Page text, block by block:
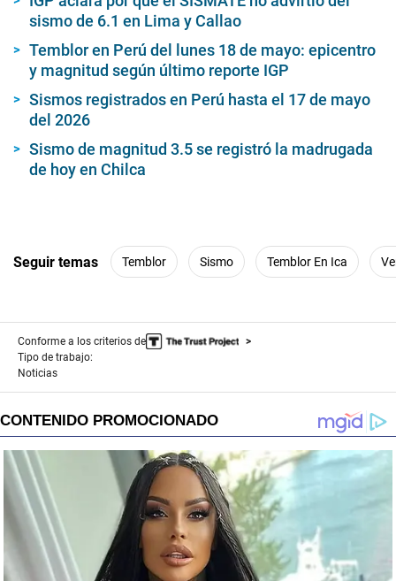
sismo de 6.1 en Lima y Callao
Temblor en Perú del lunes 18 de mayo: epicentro
y magnitud según último reporte IGP
Sismos registrados en Perú hasta el 17 de mayo
del 2026
Sismo de magnitud 3.5 se registró la madrugada
de hoy en Chilca
Seguir temas Temblor Sismo Temblor En Ica
Conforme a los criterios de
Tipo de trabajo:
Noticias